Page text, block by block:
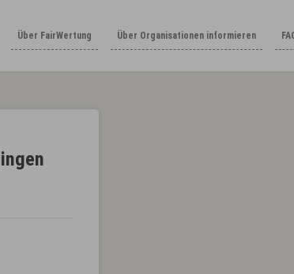
Über FairWertung Über Organisationen informieren